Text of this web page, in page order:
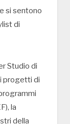
si sentono
di
Studio di
progetti di
la
della